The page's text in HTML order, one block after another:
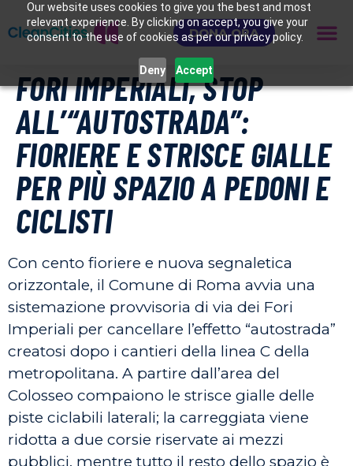
Our website uses cookies to give you the best and most
relevant experience. By clicking on accept, you give your
consent to the use of cookies as per our privacy policy.
Deny Accept
DONA ORA
FORI IMPERIALI, STOP
ALL’“AUTOSTRADA”:
FIORIERE E STRISCE GIALLE
PER PIÙ SPAZIO A PEDONI E
CICLISTI
Con cento fioriere e nuova segnaletica
orizzontale, il Comune di Roma avvia una
sistemazione provvisoria di via dei Fori
Imperiali per cancellare l’effetto “autostrada”
creatosi dopo i cantieri della linea C della
metropolitana. A partire dall’area del
Colosseo compaiono le strisce gialle delle
piste ciclabili laterali; la carreggiata viene
ridotta a due corsie riservate ai mezzi
pubblici, mentre tutto il resto dello spazio è